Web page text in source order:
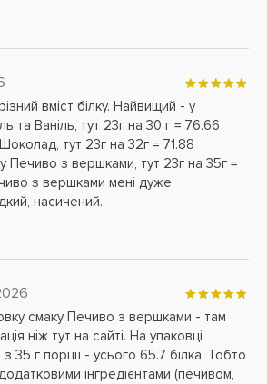
вміст білку. Найвищий - у
та Ваніль, тут 23г на 30 г = 76.66
тут 23г на 32г = 71.88
Печиво з вершками, тут 23г на 35г =
з вершками мені дуже
насичений.
смаку Печиво з вершками - там
ніж тут на сайті. На упаковці
35 г порції - усього 65.7 білка. Тобто
інгредієнтами (печивом,